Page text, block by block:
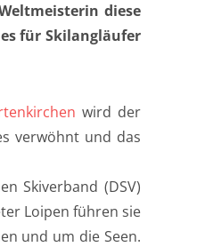
diese
für Skilangläufer
wird der
verwöhnt und das
Skiverband (DSV)
Loipen führen sie
und um die Seen.